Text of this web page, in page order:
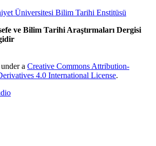
Üniversitesi Bilim Tarihi Enstitüsü
ve Bilim Tarihi Araştırmaları Dergisi
a Creative Commons Attribution-
4.0 International License.